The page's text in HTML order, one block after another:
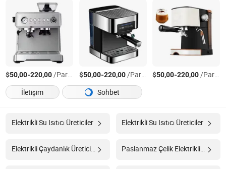
$50,00-220,00/Parça $50,00-220,00/Parça $50,00-220,00/Parça
İletişim
Sohbet
Elektrikli Su Isıtıcı Üreticiler Elektrikli Su Isıtıcı Üreticiler
Elektrikli Çaydanlık Üreticiler Paslanmaz Çelik Elektrikli Çaydanlık Üreticiler